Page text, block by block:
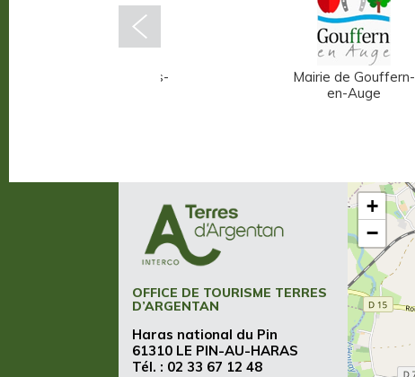
Mairie d'Écouché-les-
Mairie de Gouffern-
en-Auge
OFFICE DE TOURISME TERRES
D’ARGENTAN
Haras national du Pin
61310 LE PIN-AU-HARAS
Tél. : 02 33 67 12 48
+
−